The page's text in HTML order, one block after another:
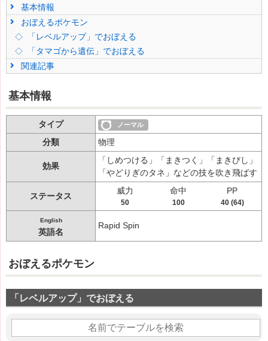
基本情報
おぼえるポケモン
「レベルアップ」でおぼえる
「タマゴから遺伝」でおぼえる
関連記事
基本情報
タイプ ノーマル
分類 物理
効果
「しめつける」「まきつく」「まきびし」
「やどりぎのタネ」などの技を吹き飛ばす
ステータス
威力
50
命中
100
PP
40 (64)
English
英語名
Rapid Spin
おぼえるポケモン
「レベルアップ」でおぼえる